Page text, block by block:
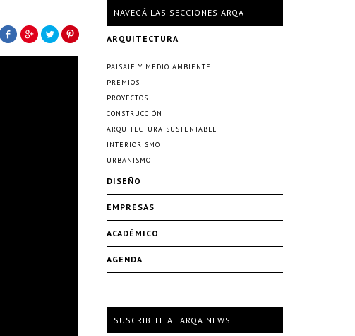
NAVEGÁ LAS SECCIONES ARQA
ARQUITECTURA
PAISAJE Y MEDIO AMBIENTE
PREMIOS
PROYECTOS
CONSTRUCCIÓN
ARQUITECTURA SUSTENTABLE
INTERIORISMO
URBANISMO
DISEÑO
EMPRESAS
ACADÉMICO
AGENDA
SUSCRIBITE AL ARQA NEWS